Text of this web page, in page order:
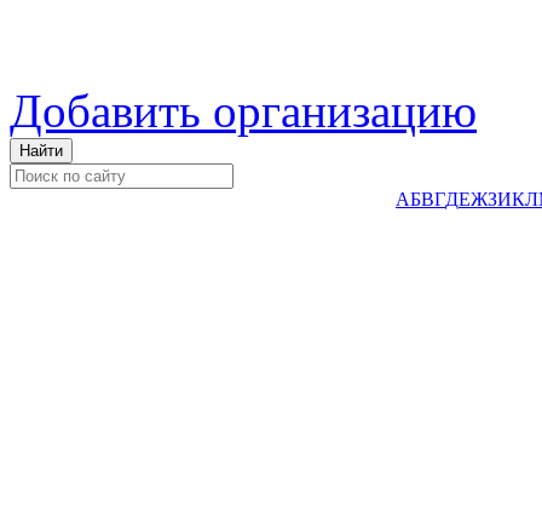
Добавить организацию
АБВГДЕЖЗИКЛ